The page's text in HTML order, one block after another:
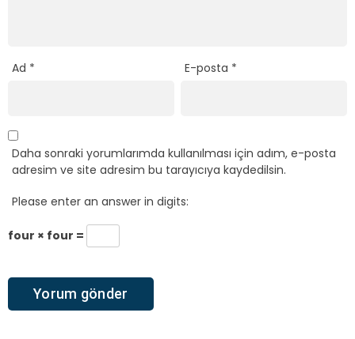
Ad * E-posta *
Daha sonraki yorumlarımda kullanılması için adım, e-posta
adresim ve site adresim bu tarayıcıya kaydedilsin.
Please enter an answer in digits:
four × four =